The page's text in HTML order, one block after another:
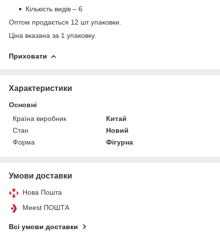
Кількість видів – 6
Оптом продається 12 шт упаковки.
Ціна вказана за 1 упаковку.
Приховати
Характеристики
Основні
Країна виробник
Китай
Стан
Новий
Форма
Фігурна
Умови доставки
Нова Пошта
Meest ПОШТА
Всі умови доставки